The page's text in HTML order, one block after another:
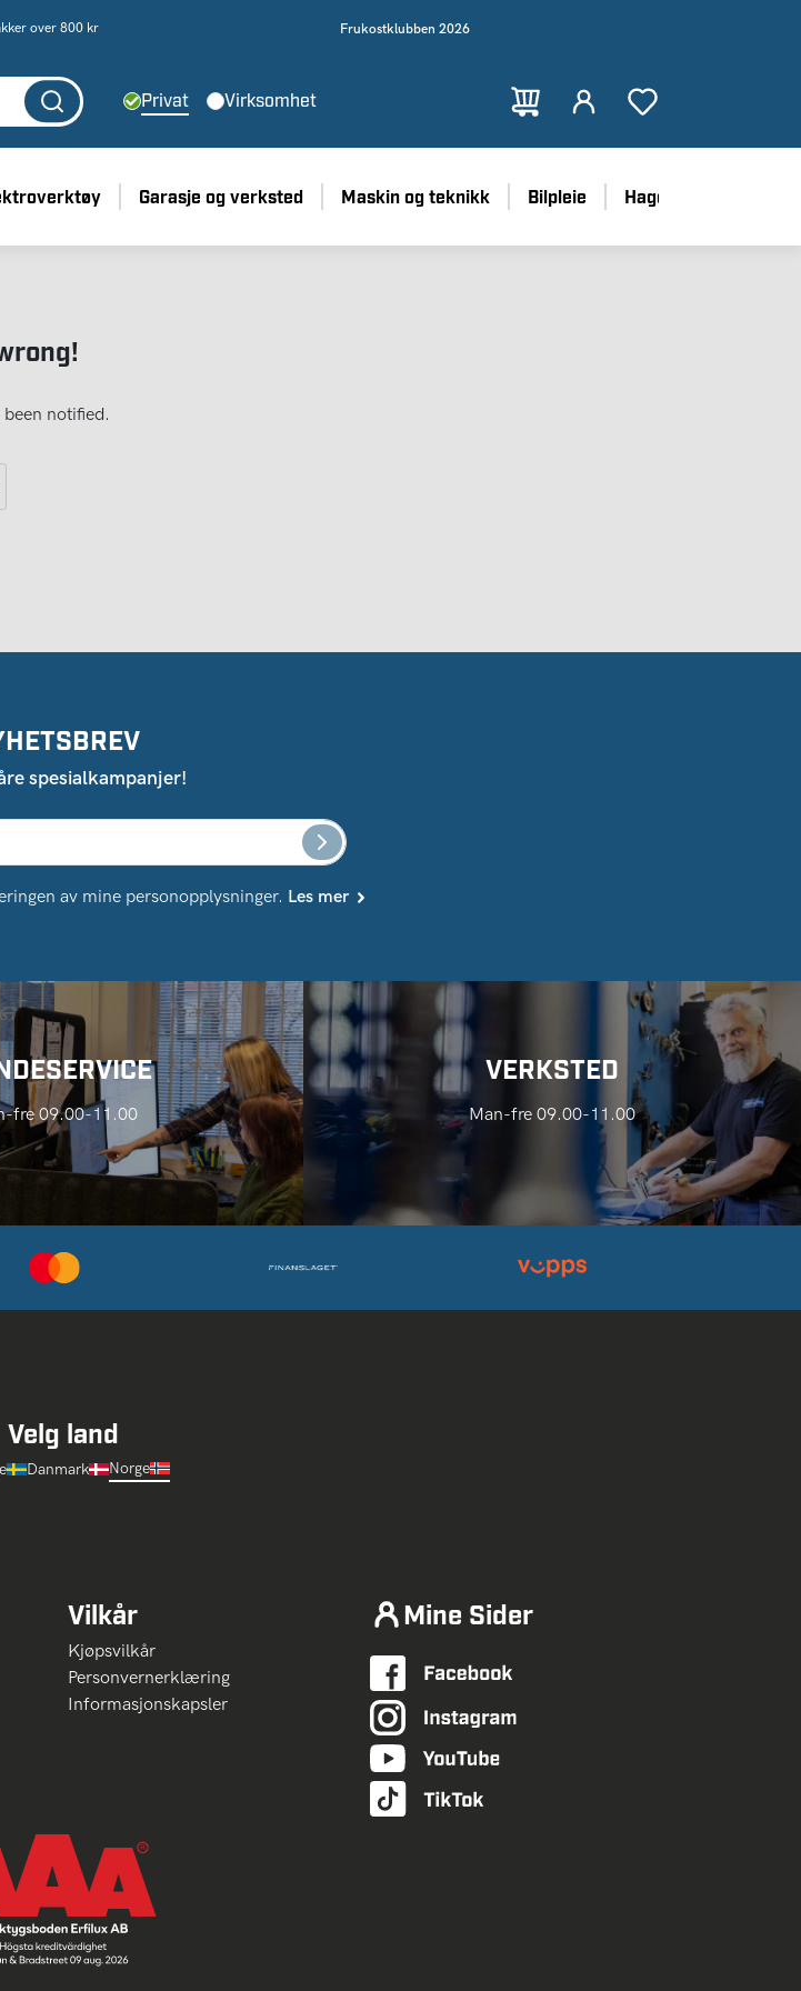
over 800 kr Frukostklubben 2026
Privat Virksomhet
Garasje og verksted Maskin og teknikk Bilpleie Hage
notified.
spesialkampanjer!
av mine personopplysninger. Les mer
fre 09.00-11.00
VERKSTED
Man-fre 09.00-11.00
Velg land
Danmark Norge
Vilkår
Kjøpsvilkår
Personvernerklæring
Informasjonskapsler
Mine Sider